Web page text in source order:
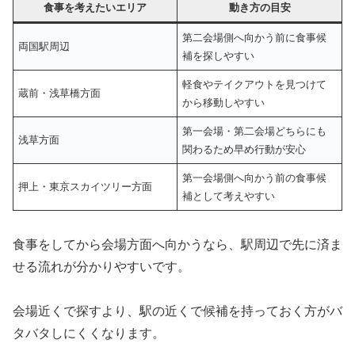
食事を考えたいエリア 動き方の目安
両国駅周辺
第二会場側へ向かう前に食事候
補を探しやすい
蔵前・浅草橋方面
軽食やテイクアウトを見つけて
から移動しやすい
浅草方面
第一会場・第二会場どちらにも
関わるため早め行動が安心
押上・東京スカイツリー方面
第一会場側へ向かう前の食事候
補として考えやすい
食事をしてから会場方面へ向かうなら、駅周辺で先に済ま
せる流れが分かりやすいです。
会場近くで探すより、駅の近くで候補を持っておく方がバ
タバタしにくくなります。